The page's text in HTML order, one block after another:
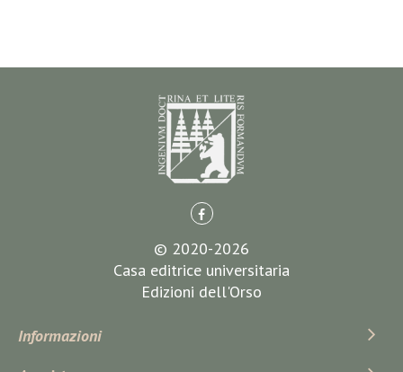
© 2020-2026
Casa editrice universitaria
Edizioni dell'Orso
Informazioni